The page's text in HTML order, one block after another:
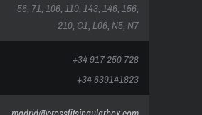
56, 71, 106, 110, 143, 146, 156,
210, C1, L06, N5, N7
+34 917 250 728
+34 639141823